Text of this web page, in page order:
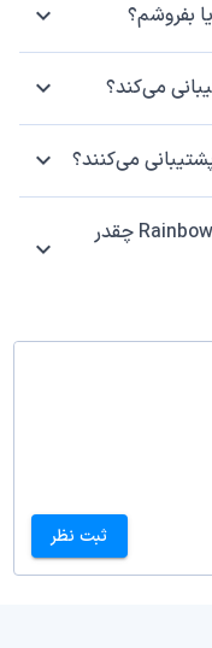
عرضه‌ی کل و عرضه‌ی در گردش Rainbow Token چقدر
ثبت نظر